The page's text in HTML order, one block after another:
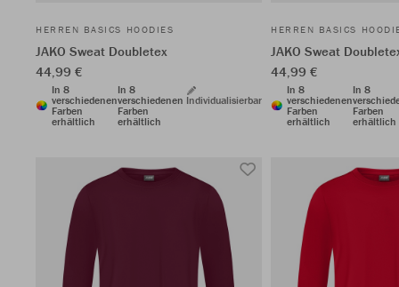
HERREN BASICS HOODIES
JAKO Sweat Doubletex
44,99 €
In 8
verschiedenen
Farben
erhältlich
In 8
verschiedenen
Farben
erhältlich
Individualisierbar
HERREN BASICS
JAKO Sweat
44,99 €
In 8
verschiedenen
Farben
erhältlich
In 8
Farben
erhältlich